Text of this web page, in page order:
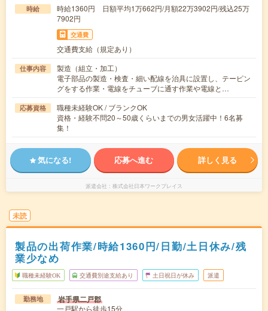
時給
時給1360円 日額平均1万662円/月額22万3902円/残込25万
7902円
交通費
交通費支給（規定あり）
仕事内容
製造（組立・加工）
電子部品の製造・検査・細い配線を治具に設置し、テーピン
グをする作業・電線をチューブに通す作業や電線と…
応募資格
職種未経験OK / ブランクOK
資格・経験不問20～50歳くらいまでの男女活躍中！6名募
集！
気になる! 応募へ進む 詳しく見る
派遣会社 株式会社日本ワークプレイス
未読
製品の出荷作業/時給1360円/日勤/土日休み/残
業少なめ
職種未経験OK 交通費別途支給あり 土日祝日が休み 派遣
勤務地 岩手県二戸郡
一戸駅から徒歩15分